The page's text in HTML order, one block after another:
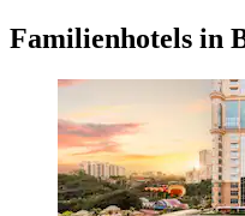
Familienhotels in